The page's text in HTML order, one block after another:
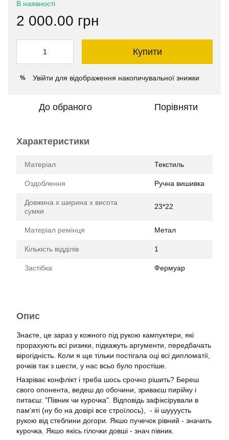
В наявності
2 000.00 грн
Купити
% Увійти для відображення накопичувальної знижки
До обраного Порівняти
Характеристики
Матеріал Текстиль
Оздоблення Ручна вишивка
Довжина х ширина х висота
сумки
23*22
Матеріал ремінця Метал
Кількість відділів 1
Застібка Фермуар
Опис
Знаєте, це зараз у кожного під рукою кампуктери, які
прорахують всі ризики, підкажуть аргументи, передбачать
вірогідність. Коли я ще тільки постігала оці всі дипломатії,
рочків так з шести, у нас всьо було простіше.
Назріває конфлікт і треба шось срочно рішить? Береш
свого опонента, ведеш до обочини, зриваєш пирійку і
питаєш: "Півник чи курочка". Відповідь зафіксірували в
пам'яті (ну бо на довірі все строїлось), - ііі шуууусть
рукою від стеблини догори. Якшо пучечок рівний - значить
курочка. Якшо якісь гілочки довші - знач півник.